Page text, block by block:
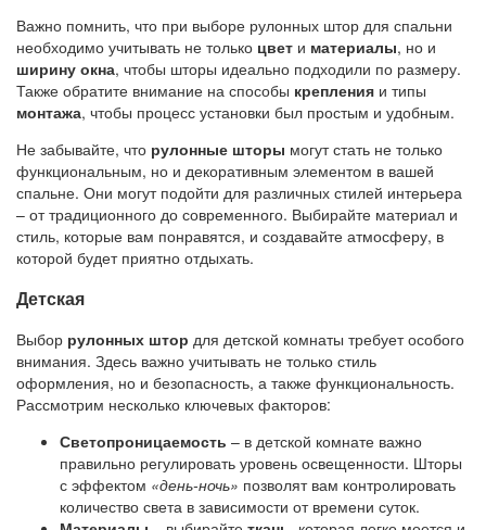
Важно помнить, что при выборе рулонных штор для спальни
необходимо учитывать не только цвет и материалы, но и
ширину окна, чтобы шторы идеально подходили по размеру.
Также обратите внимание на способы крепления и типы
монтажа, чтобы процесс установки был простым и удобным.
Не забывайте, что рулонные шторы могут стать не только
функциональным, но и декоративным элементом в вашей
спальне. Они могут подойти для различных стилей интерьера
– от традиционного до современного. Выбирайте материал и
стиль, которые вам понравятся, и создавайте атмосферу, в
которой будет приятно отдыхать.
Детская
Выбор рулонных штор для детской комнаты требует особого
внимания. Здесь важно учитывать не только стиль
оформления, но и безопасность, а также функциональность.
Рассмотрим несколько ключевых факторов:
Светопроницаемость – в детской комнате важно
правильно регулировать уровень освещенности. Шторы
с эффектом «день-ночь» позволят вам контролировать
количество света в зависимости от времени суток.